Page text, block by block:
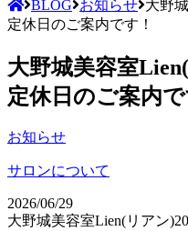
BLOG お知らせ 大野
定休日のご案内です！
大野城美容室
定休日のご案内で
お知らせ
サロンについて
2026/06/29
大野城美容室Lien(リアン